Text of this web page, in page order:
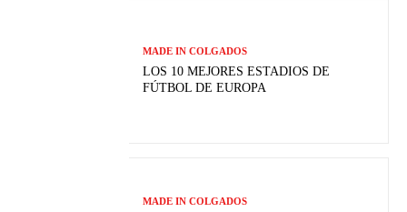
MADE IN COLGADOS
LOS 10 MEJORES ESTADIOS DE
FÚTBOL DE EUROPA
MADE IN COLGADOS